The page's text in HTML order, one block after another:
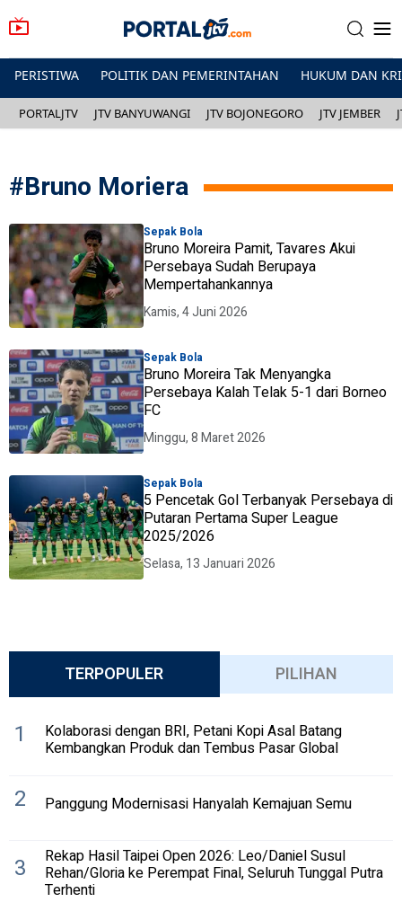
PERISTIWA POLITIK DAN PEMERINTAHAN HUKUM DAN
PORTALJTV JTV BANYUWANGI JTV BOJONEGORO JTV JEMBER
#Bruno Moriera
Sepak Bola
Bruno Moreira Pamit, Tavares Akui
Persebaya Sudah Berupaya
Mempertahankannya
Kamis, 4 Juni 2026
Sepak Bola
Bruno Moreira Tak Menyangka
Persebaya Kalah Telak 5-1 dari Borneo
FC
Minggu, 8 Maret 2026
Sepak Bola
5 Pencetak Gol Terbanyak Persebaya di
Putaran Pertama Super League
2025/2026
Selasa, 13 Januari 2026
TERPOPULER PILIHAN
1 Kolaborasi dengan BRI, Petani Kopi Asal Batang
Kembangkan Produk dan Tembus Pasar Global
2 Panggung Modernisasi Hanyalah Kemajuan Semu
3 Rekap Hasil Taipei Open 2026: Leo/Daniel Susul
Rehan/Gloria ke Perempat Final, Seluruh Tunggal Putra
Terhenti